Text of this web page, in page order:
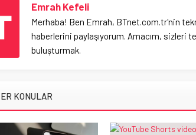
Emrah Kefeli
Merhaba! Ben Emrah, BTnet.com.tr'nin
haberlerini paylaşıyorum. Amacım, sizleri
buluşturmak.
KONULAR